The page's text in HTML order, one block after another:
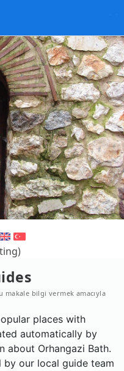
bilgi vermek amacıyla
places with
automatically by
Orhangazi Bath.
our local guide team